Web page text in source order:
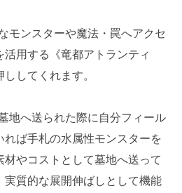
ンスターや魔法・罠へアクセ
用する《竜都アトランティ
してくれます。
へ送られた際に自分フィール
れば手札の水属性モンスターを
やコストとして墓地へ送って
実質的な展開伸ばしとして機能